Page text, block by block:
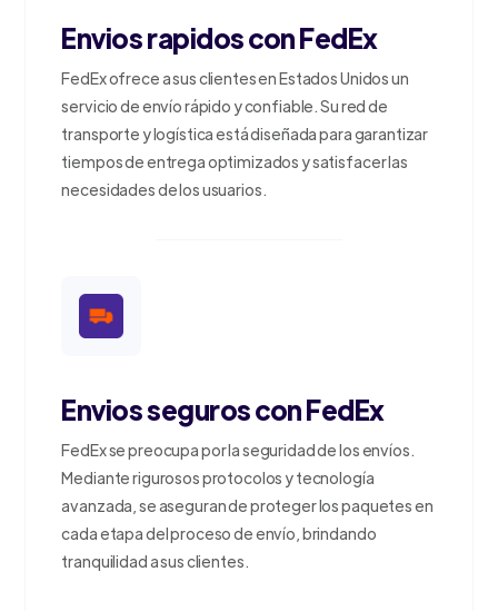
Envios rapidos con FedEx
FedEx ofrece a sus clientes en Estados Unidos un
servicio de envío rápido y confiable. Su red de
transporte y logística está diseñada para garantizar
tiempos de entrega optimizados y satisfacer las
necesidades de los usuarios.
Envios seguros con FedEx
FedEx se preocupa por la seguridad de los envíos.
Mediante rigurosos protocolos y tecnología
avanzada, se aseguran de proteger los paquetes en
cada etapa del proceso de envío, brindando
tranquilidad a sus clientes.